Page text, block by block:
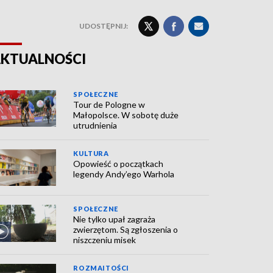
UDOSTĘPNIJ:
SPOŁECZNE
Tour de Pologne w
Małopolsce. W sobotę duże
utrudnienia
KULTURA
Opowieść o początkach
legendy Andy’ego Warhola
SPOŁECZNE
Nie tylko upał zagraża
zwierzętom. Są zgłoszenia o
niszczeniu misek
ROZMAITOŚCI